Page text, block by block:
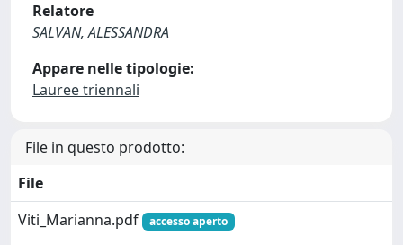
Relatore
SALVAN, ALESSANDRA
Appare nelle tipologie:
Lauree triennali
File in questo prodotto:
File
Viti_Marianna.pdf
accesso aperto